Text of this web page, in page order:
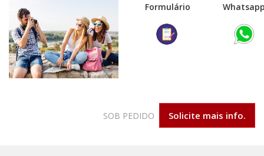
Formulário Wha
SOB PEDIDO Solicite mais info.